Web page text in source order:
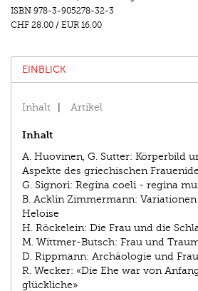
ISBN 978-3-905278-32-3
CHF 28.00 / EUR 16.00
EINBLICK
Inhalt Artikel
Inhalt
A. Huovinen, G. Sutter: Körperbild
Aspekte des griechischen
G. Signori: Regina coeli - regina
B. Acklin Zimmermann:
Heloise
H. Röckelein: Die Frau und die
M. Wittmer-Butsch: Frau und
D. Rippmann: Archäologie und
R. Wecker: «Die Ehe war von
glückliche»